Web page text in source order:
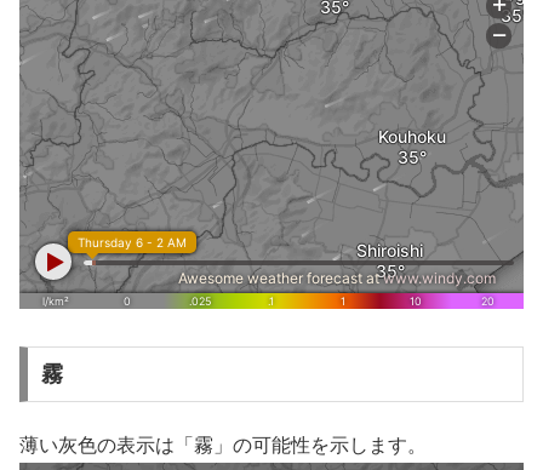
霧
薄い灰色の表示は「霧」の可能性を示します。